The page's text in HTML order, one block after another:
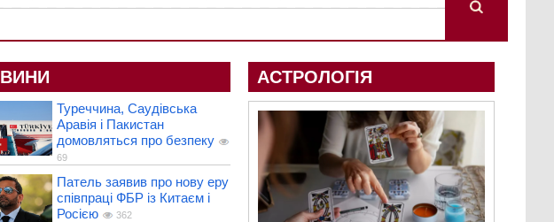
Туреччина, Саудівська
Аравія і Пакистан
домовляться про безпеку
69
Патель заявив про нову еру
співпраці ФБР із Китаєм і
Росією
362
АСТРОЛОГІЯ